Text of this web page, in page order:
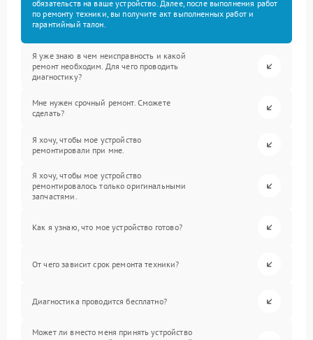
обязательств на ваше устройство. Далее, после выполнения работ
по ремонту техники, вы получите акт выполненных работ и
гарантийный талон.
Я уже знаю в чем неисправность и какой
ремонт необходим. Для чего проводить
диагностику?
Мне нужен срочный ремонт. Сможете
сделать?
Я хочу, чтобы мое устройство
ремонтировали при мне.
Я хочу, чтобы мое устройство
ремонтировалось только оригинальными
запчастями.
Как я узнаю, что мое устройство готово?
От чего зависит срок ремонта техники?
Диагностика проводится бесплатно?
Может ли вместо меня принять устройство